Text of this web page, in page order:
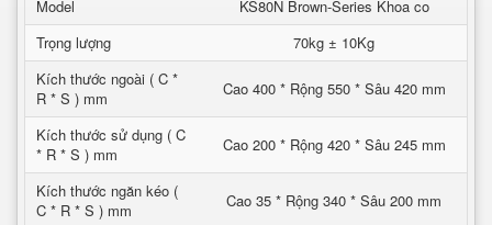
Model
KS80N Brown-Series Khoa co
Trọng lượng
70kg ± 10Kg
Kích thước ngoài ( C *
R * S ) mm
Cao 400 * Rộng 550 * Sâu 420 mm
Kích thước sử dụng ( C
* R * S ) mm
Cao 200 * Rộng 420 * Sâu 245 mm
Kích thước ngăn kéo (
C * R * S ) mm
Cao 35 * Rộng 340 * Sâu 200 mm